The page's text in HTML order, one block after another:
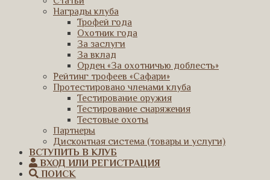
Награды клуба
Трофей года
Охотник года
За заслуги
За вклад
Орден «За охотничью доблесть»
Рейтинг трофеев «Сафари»
Протестировано членами клуба
Тестирование оружия
Тестирование снаряжения
Тестовые охоты
Партнеры
Дисконтная система (товары и услуги)
ВСТУПИТЬ В КЛУБ
ВХОД ИЛИ РЕГИСТРАЦИЯ
ПОИСК